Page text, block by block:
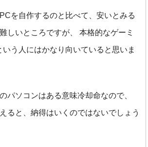
を自作するのと比べて、安いとみる
しいところですが、 本格的なゲーミ
う人にはかなり向いていると思いま
パソコンはある意味冷却命なので、
ると、納得はいくのではないでしょう